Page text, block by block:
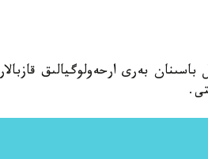
بەرى ارحەولوگيالىق قازبالار